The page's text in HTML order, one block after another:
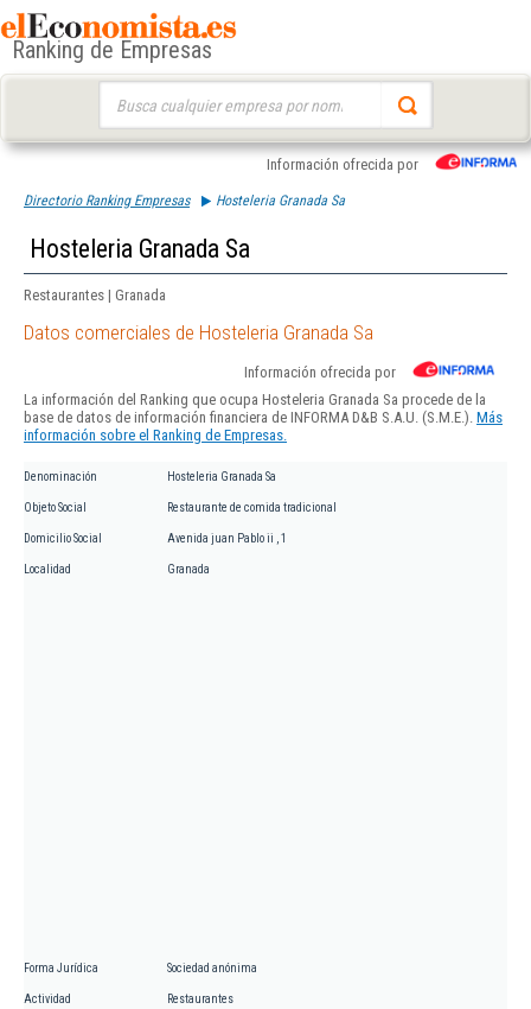
Ranking de Empresas
Información ofrecida por
Directorio Ranking Empresas Hosteleria Granada Sa
Hosteleria Granada Sa
Restaurantes | Granada
Datos comerciales de Hosteleria Granada Sa
Información ofrecida por
La información del Ranking que ocupa Hosteleria Granada Sa procede de la
base de datos de información financiera de INFORMA D&B S.A.U. (S.M.E.). Más
información sobre el Ranking de Empresas.
Denominación Hosteleria Granada Sa
Objeto Social Restaurante de comida tradicional
Domicilio Social Avenida juan Pablo ii , 1
Localidad Granada
Forma Jurídica Sociedad anónima
Actividad Restaurantes